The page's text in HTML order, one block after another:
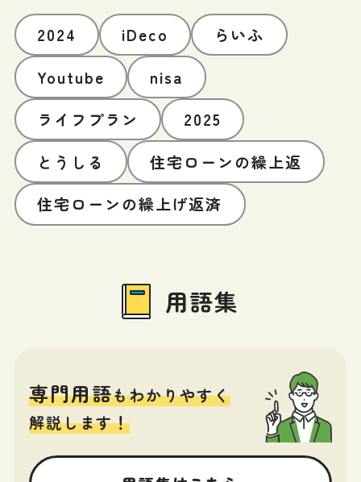
2024 iDeco
らいふ
Youtube
nisa
ライフプラン
2025
とうしる
住宅ローンの繰上返
住宅ローンの繰上げ返済
用語集
専門用語もわかりやすく
解説します！